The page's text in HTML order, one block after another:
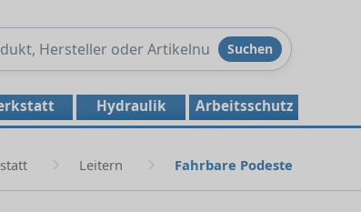
Produkte
Suchen
Hydraulik Arbeitsschutz
Leitern Fahrbare Podeste